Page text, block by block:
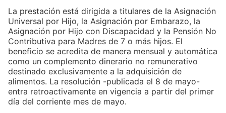
La prestación está dirigida a titulares de la Asignación
Universal por Hijo, la Asignación por Embarazo, la
Asignación por Hijo con Discapacidad y la Pensión No
Contributiva para Madres de 7 o más hijos. El
beneficio se acredita de manera mensual y automática
como un complemento dinerario no remunerativo
destinado exclusivamente a la adquisición de
alimentos. La resolución -publicada el 8 de mayo-
entra retroactivamente en vigencia a partir del primer
día del corriente mes de mayo.